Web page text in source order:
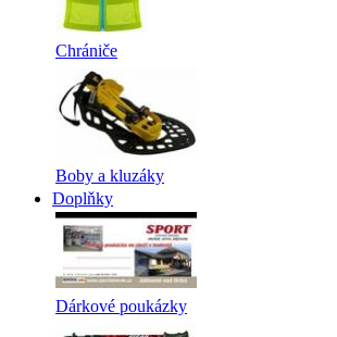
Chrániče
Boby a kluzáky
Doplňky
Dárkové poukázky